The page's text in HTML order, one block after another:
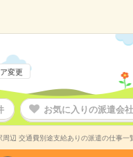
変更
お気に入りの派遣会社
周辺 交通費別途支給ありの派遣の仕事一